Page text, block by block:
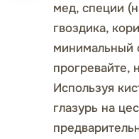
мед, специи
гвоздика,
минимальный
прогревайте,
Используя
глазурь на